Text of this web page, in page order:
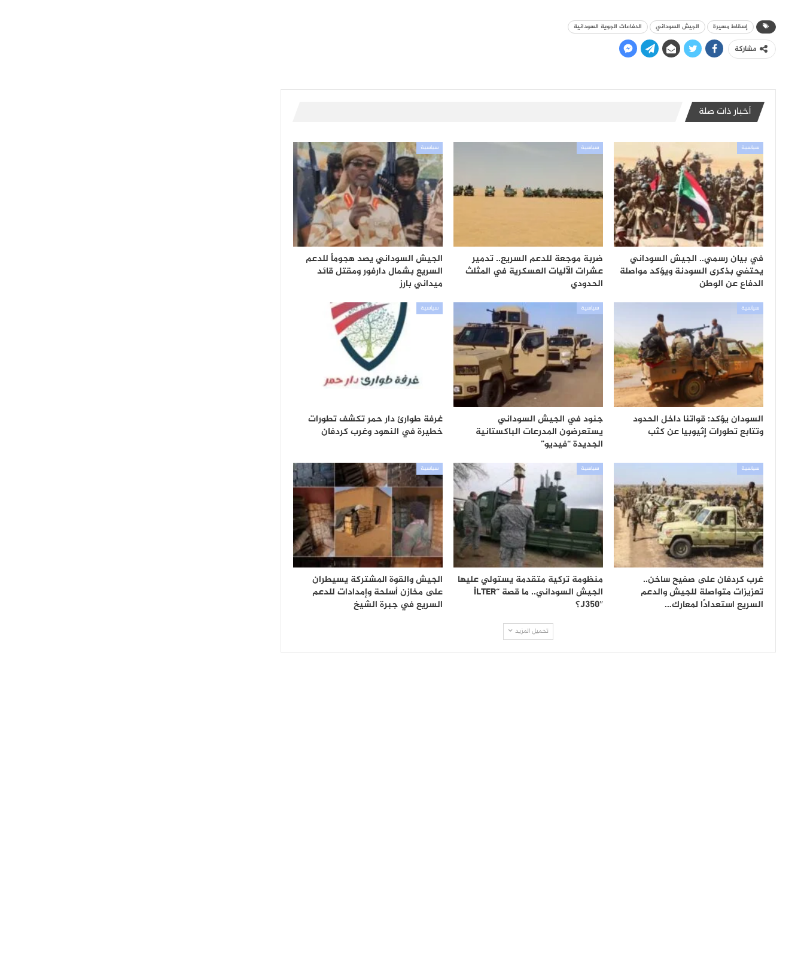
إسقاط مسيرة الجيش السوداني الدفاعات الجوية السودانية
مشاركة
أخبار ذات صلة
سياسية
في بيان رسمي.. الجيش السوداني
يحتفي بذكرى السودنة ويؤكد مواصلة
الدفاع عن الوطن
سياسية
ضربة موجعة للدعم السريع.. تدمير
عشرات الآليات العسكرية في المثلث
الحدودي
سياسية
الجيش السوداني يصد هجوماً للدعم
السريع بشمال دارفور ومقتل قائد
ميداني بارز
سياسية
السودان يؤكد: قواتنا داخل الحدود
وتتابع تطورات إثيوبيا عن كثب
سياسية
جنود في الجيش السوداني
يستعرضون المدرعات الباكستانية
الجديدة “فيديو”
سياسية
غرفة طوارئ دار حمر تكشف تطورات
خطيرة في النهود وغرب كردفان
سياسية
غرب كردفان على صفيح ساخن..
تعزيزات متواصلة للجيش والدعم
السريع استعدادًا لمعارك…
سياسية
منظومة تركية متقدمة يستولي عليها
الجيش السوداني.. ما قصة “İLTER
J350″؟
سياسية
الجيش والقوة المشتركة يسيطران
على مخازن أسلحة وإمدادات للدعم
السريع في جبرة الشيخ
تحميل المزيد